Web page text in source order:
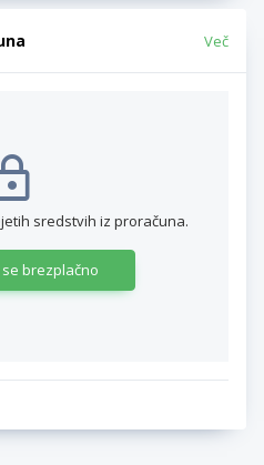
Več
sredstvih iz proračuna.
brezplačno